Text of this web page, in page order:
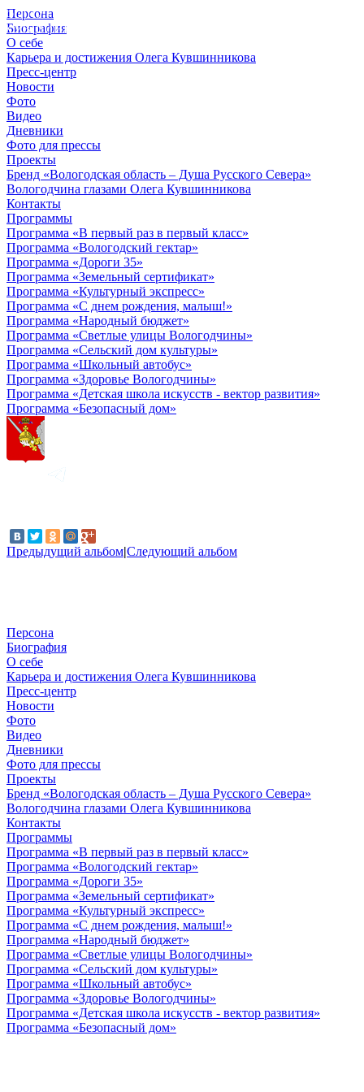
Персона
Биография
О себе
Карьера и достижения Олега Кувшинникова
Пресс-центр
Новости
Фото
Видео
Дневники
Фото для прессы
Проекты
Бренд «Вологодская область – Душа Русского Севера»
Вологодчина глазами Олега Кувшинникова
Контакты
Программы
Программа «В первый раз в первый класс»
Программа «Вологодский гектар»
Программа «Дороги 35»
Программа «Земельный сертификат»
Программа «Культурный экспресс»
Программа «С днем рождения, малыш!»
Программа «Народный бюджет»
Программа «Светлые улицы Вологодчины»
Программа «Сельский дом культуры»
Программа «Школьный автобус»
Программа «Здоровье Вологодчины»
Программа «Детская школа искусств - вектор развития»
Программа «Безопасный дом»
Предыдущий альбом|Следующий альбом
© 2012 - 2023,
КУВШИННИКОВ О.А.
Персона
Биография
О себе
Карьера и достижения Олега Кувшинникова
Пресс-центр
Новости
Фото
Видео
Дневники
Фото для прессы
Проекты
Бренд «Вологодская область – Душа Русского Севера»
Вологодчина глазами Олега Кувшинникова
Контакты
Программы
Программа «В первый раз в первый класс»
Программа «Вологодский гектар»
Программа «Дороги 35»
Программа «Земельный сертификат»
Программа «Культурный экспресс»
Программа «С днем рождения, малыш!»
Программа «Народный бюджет»
Программа «Светлые улицы Вологодчины»
Программа «Сельский дом культуры»
Программа «Школьный автобус»
Программа «Здоровье Вологодчины»
Программа «Детская школа искусств - вектор развития»
Программа «Безопасный дом»